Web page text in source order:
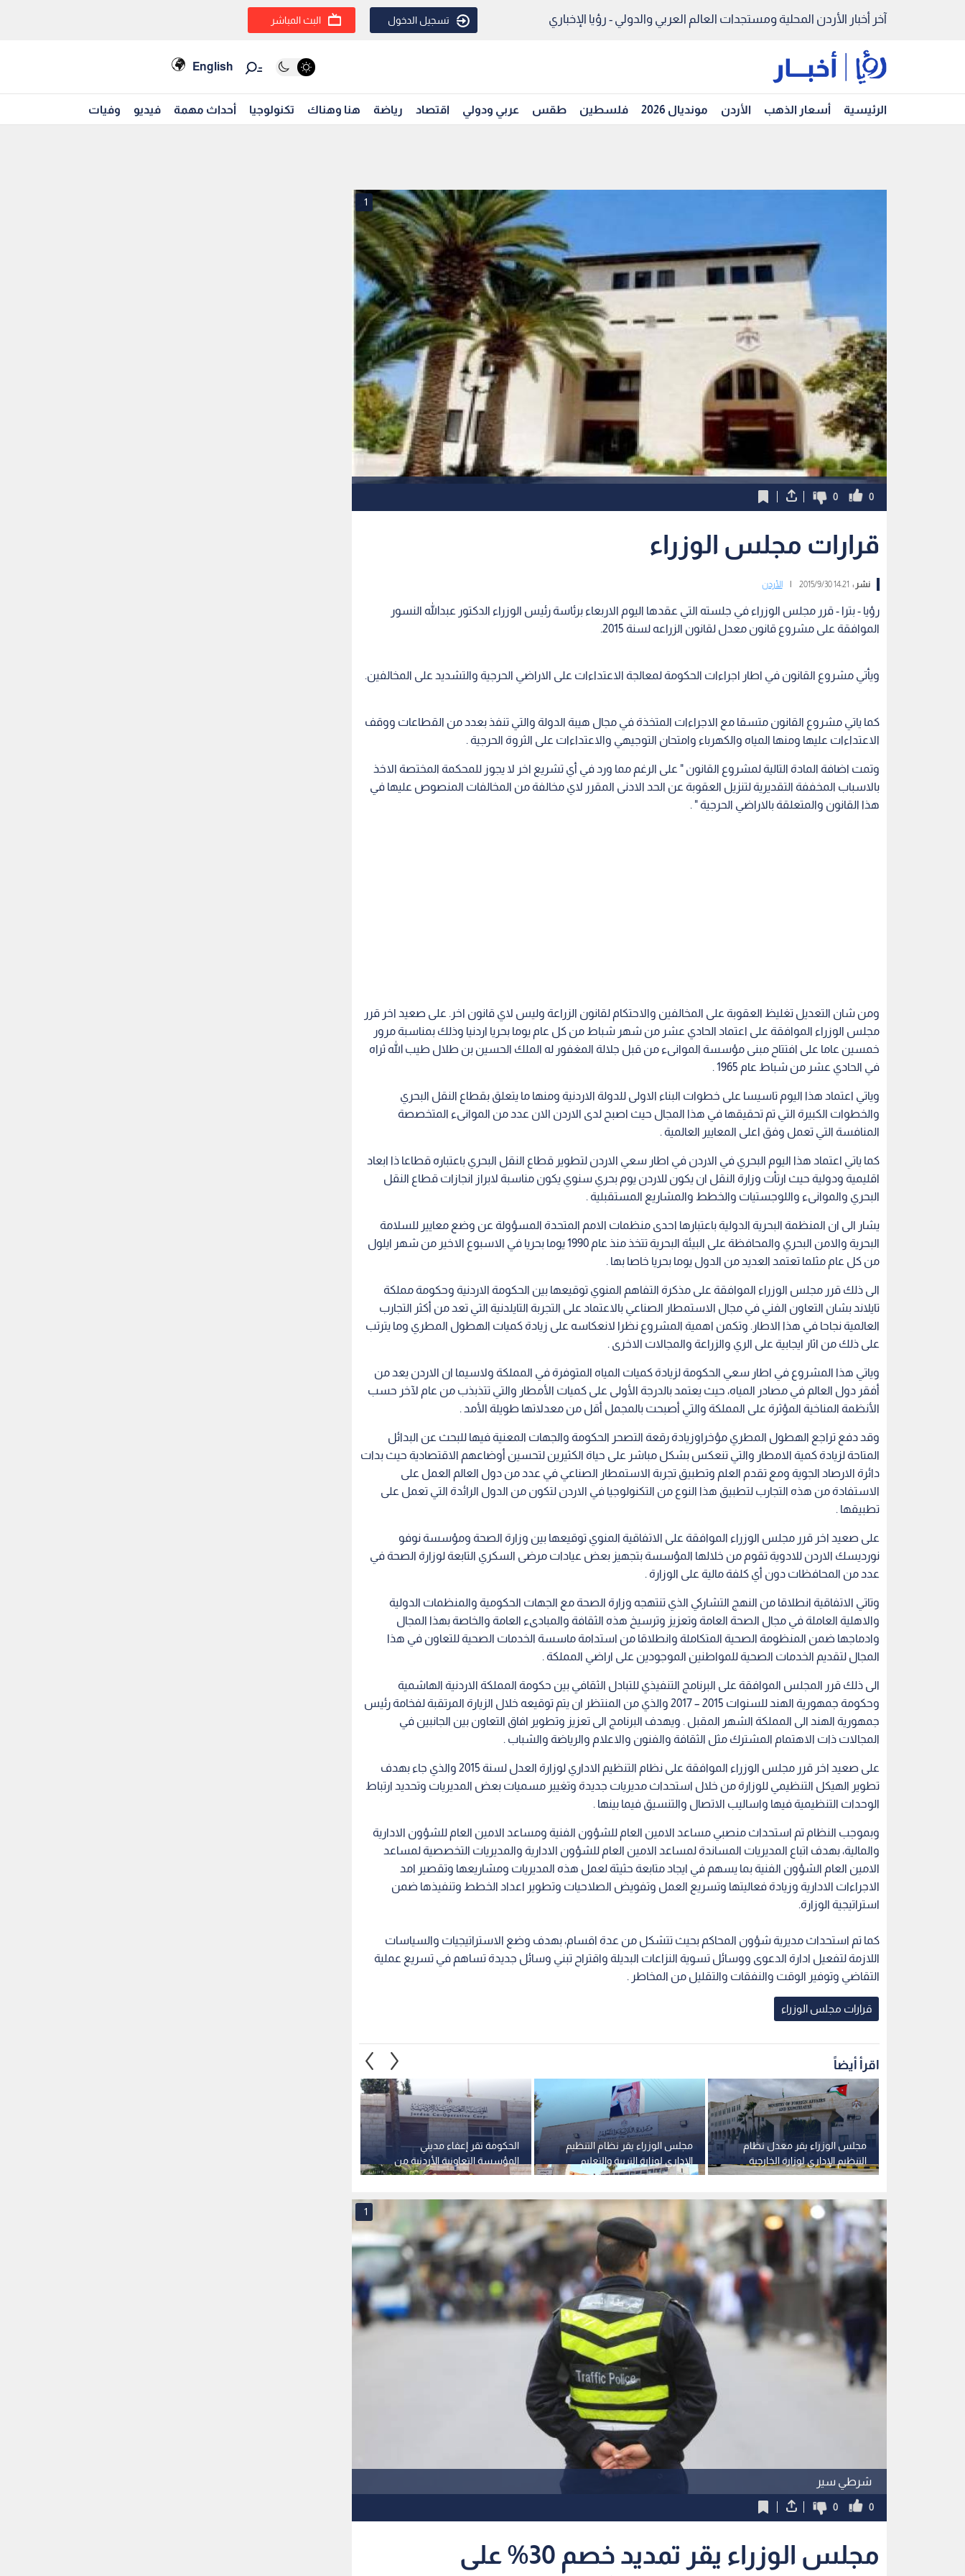
آخر أخبار الأردن المحلية ومستجدات العالم العربي والدولي - رؤيا الإخباري تسجيل الدخول البث المباشر
English
الرئيسية أسعار الذهب الأردن مونديال 2026 فلسطين طقس عربي ودولي اقتصاد رياضة هنا وهناك تكنولوجيا أحداث مهمة فيديو وفيات
1
0
0
قرارات مجلس الوزراء
نشر : 14:21 2015/9/30 الأردن
رؤيا - بترا - قرر مجلس الوزراء في جلسته التي عقدها اليوم الاربعاء برئاسة رئيس الوزراء الدكتور عبدالله النسور
الموافقة على مشروع قانون معدل لقانون الزراعه لسنة 2015.
ويأتي مشروع القانون في اطار اجراءات الحكومة لمعالجة الاعتداءات على الاراضي الحرجية والتشديد على المخالفين.
كما ياتي مشروع القانون متسقا مع الاجراءات المتخذة في مجال هيبة الدولة والتي تنفذ بعدد من القطاعات ووقف
الاعتداءات عليها ومنها المياه والكهرباء وامتحان التوجيهي والاعتداءات على الثروة الحرجية .
وتمت اضافة المادة التالية لمشروع القانون " على الرغم مما ورد في أي تشريع اخر لا يجوز للمحكمة المختصة الاخذ
بالاسباب المخففة التقديرية لتنزيل العقوبة عن الحد الادنى المقرر لاي مخالفة من المخالفات المنصوص عليها في
هذا القانون والمتعلقة بالاراضي الحرجية " .
ومن شان التعديل تغليظ العقوبة على المخالفين والاحتكام لقانون الزراعة وليس لاي قانون اخر. على صعيد اخر قرر
مجلس الوزراء الموافقة على اعتماد الحادي عشر من شهر شباط من كل عام يوما بحريا اردنيا وذلك بمناسبة مرور
خمسين عاما على افتتاح مبنى مؤسسة الموانىء من قبل جلالة المغفور له الملك الحسين بن طلال طيب الله ثراه
في الحادي عشر من شباط عام 1965 .
وياتي اعتماد هذا اليوم تاسيسا على خطوات البناء الاولى للدولة الاردنية ومنها ما يتعلق بقطاع النقل البحري
والخطوات الكبيرة التي تم تحقيقها في هذا المجال حيث اصبح لدى الاردن الان عدد من الموانىء المتخصصة
المنافسة التي تعمل وفق اعلى المعايير العالمية .
كما ياتي اعتماد هذا اليوم البحري في الاردن في اطار سعي الاردن لتطوير قطاع النقل البحري باعتباره قطاعا ذا ابعاد
اقليمية ودولية حيث ارتأت وزارة النقل ان يكون للاردن يوم بحري سنوي يكون مناسبة لابراز انجازات قطاع النقل
البحري والموانىء واللوجستيات والخطط والمشاريع المستقبلية .
يشار الى ان المنظمة البحرية الدولية باعتبارها احدى منظمات الامم المتحدة المسؤولة عن وضع معايير للسلامة
البحرية والامن البحري والمحافظة على البيئة البحرية تتخذ منذ عام 1990 يوما بحريا في الاسبوع الاخير من شهر ايلول
من كل عام مثلما تعتمد العديد من الدول يوما بحريا خاصا بها .
الى ذلك قرر مجلس الوزراء الموافقة على مذكرة التفاهم المنوي توقيعها بين الحكومة الاردنية وحكومة مملكة
تايلاند بشان التعاون الفني في مجال الاستمطار الصناعي بالاعتماد على التجربة التايلدنية التي تعد من أكثر التجارب
العالمية نجاحا في هذا الاطار. وتكمن اهمية المشروع نظرا لانعكاسه على زيادة كميات الهطول المطري وما يترتب
على ذلك من اثار ايجابية على الري والزراعة والمجالات الاخرى .
وياتي هذا المشروع في اطار سعي الحكومة لزيادة كميات المياه المتوفرة في المملكة ولاسيما ان الاردن يعد من
أفقر دول العالم في مصادر المياه، حيث يعتمد بالدرجة الأولى على كميات الأمطار والتي تتذبذب من عام لآخر حسب
الأنظمة المناخية المؤثرة على المملكة والتي أصبحت بالمجمل أقل من معدلاتها طويلة الأمد .
وقد دفع تراجع الهطول المطري مؤخراوزيادة رقعة التصحر الحكومة والجهات المعنية فيها للبحث عن البدائل
المتاحة لزيادة كمية الامطار والتي تنعكس بشكل مباشر على حياة الكثيرين لتحسين أوضاعهم الاقتصادية حيث بدات
دائرة الارصاد الجوية ومع تقدم العلم وتطبيق تجربة الاستمطار الصناعي في عدد من دول العالم العمل على
الاستفادة من هذه التجارب لتطبيق هذا النوع من التكنولوجيا في الاردن لتكون من الدول الرائدة التي تعمل على
تطبيقها .
على صعيد اخر قرر مجلس الوزراء الموافقة على الاتفاقية المنوي توقيعها بين وزارة الصحة ومؤسسة نوفو
نورديسك الاردن للادوية تقوم من خلالها المؤسسة بتجهيز بعض عيادات مرضى السكري التابعة لوزارة الصحة في
عدد من المحافظات دون أي كلفة مالية على الوزارة .
وتاتي الاتفاقية انطلاقا من النهج التشاركي الذي تنتهجه وزارة الصحة مع الجهات الحكومية والمنظمات الدولية
والاهلية العاملة في مجال الصحة العامة وتعزيز وترسيخ هذه الثقافة والمبادىء العامة والخاصة بهذا المجال
وادماجها ضمن المنظومة الصحية المتكاملة وانطلاقا من استدامة ماسسة الخدمات الصحية للتعاون في هذا
المجال لتقديم الخدمات الصحية للمواطنين الموجودين على اراضي المملكة .
الى ذلك قرر المجلس الموافقة على البرنامج التنفيذي للتبادل الثقافي بين حكومة المملكة الاردنية الهاشمية
وحكومة جمهورية الهند للسنوات 2015 – 2017 والذي من المنتظر ان يتم توقيعه خلال الزيارة المرتقبة لفخامة رئيس
جمهورية الهند الى المملكة الشهر المقبل . ويهدف البرنامج الى تعزيز وتطوير افاق التعاون بين الجانبين في
المجالات ذات الاهتمام المشترك مثل الثقافة والفنون والاعلام والرياضة والشباب .
على صعيد اخر قرر مجلس الوزراء الموافقة على نظام التنظيم الاداري لوزارة العدل لسنة 2015 والذي جاء بهدف
تطوير الهيكل التنظيمي للوزارة من خلال استحداث مديريات جديدة وتغيير مسميات بعض المديريات وتحديد ارتباط
الوحدات التنظيمية فيها واساليب الاتصال والتنسيق فيما بينها .
وبموجب النظام تم استحداث منصبي مساعد الامين العام للشؤون الفنية ومساعد الامين العام للشؤون الادارية
والمالية، بهدف اتباع المديريات المساندة لمساعد الامين العام للشؤون الادارية والمديريات التخصصية لمساعد
الامين العام الشؤون الفنية بما يسهم في ايجاد متابعة حثيثة لعمل هذه المديريات ومشاريعها وتقصير امد
الاجراءات الادارية وزيادة فعاليتها وتسريع العمل وتفويض الصلاحيات وتطوير اعداد الخطط وتنفيذها ضمن
استراتيجية الوزارة.
كما تم استحداث مديرية شؤون المحاكم بحيث تتشكل من عدة اقسام، بهدف وضع الاستراتيجيات والسياسات
اللازمة لتفعيل ادارة الدعوى ووسائل تسوية النزاعات البديلة واقتراح تبني وسائل جديدة تساهم في تسريع عملية
التقاضي وتوفير الوقت والنفقات والتقليل من المخاطر .
قرارات مجلس الوزراء
اقرأ أيضاً
الحكومة تقر إعفاء مديني
المؤسسة التعاونية الأردنية من
50% من الغرامات والفوائد
نهاية 2026
مجلس الوزراء يقر نظام التنظيم
الإداري لوزارة التربية والتعليم
وتنمية الموارد البشرية
مجلس الوزراء يقر معدل نظام
التنظيم الإداري لوزارة الخارجية
لسنة 2026
شرطي سير
1
0
0
مجلس الوزراء يقر تمديد خصم 30% على